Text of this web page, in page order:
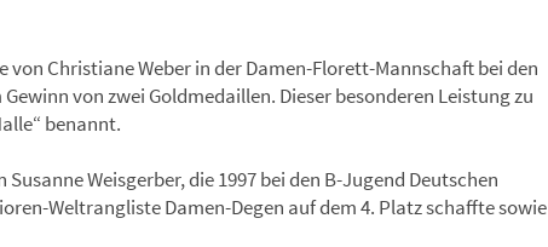
von Christiane Weber in der Damen-Florett-Mannschaft bei den
von zwei Goldmedaillen. Dieser besonderen Leistung zu
benannt.
Weisgerber, die 1997 bei den B-Jugend Deutschen
Weltrangliste Damen-Degen auf dem 4. Platz schaffte sowie